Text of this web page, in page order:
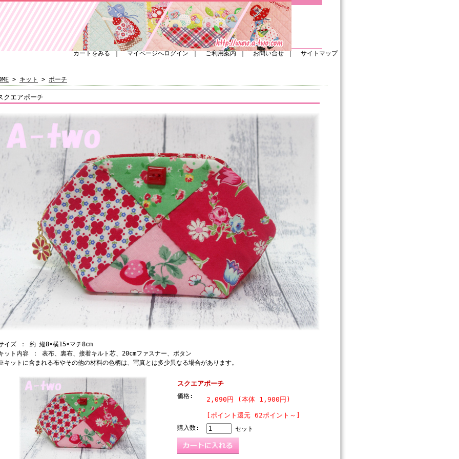
カートをみる｜ マイページへログイン｜ ご利用案内｜ お問い合せ｜ サイトマップ
> キット > ポーチ
クエアポーチ
ズ ： 約 縦8×横15×マチ8cm
ト内容 ： 表布、裏布、接着キルト芯、20cmファスナー、ボタン
ットに含まれる布やその他の材料の色柄は、写真とは多少異なる場合があります。
スクエアポーチ
価格: 2,090円 (本体 1,900円)
[ポイント還元 62ポイント～]
購入数: セット